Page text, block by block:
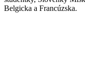
Belgicka a Francúzska.